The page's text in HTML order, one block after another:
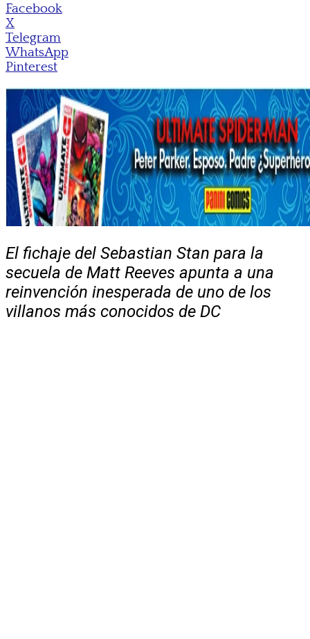
Facebook
X
Telegram
WhatsApp
Pinterest
El fichaje del Sebastian Stan para la
secuela de Matt Reeves apunta a una
reinvención inesperada de uno de los
villanos más conocidos de DC